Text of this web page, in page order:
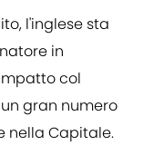
l'inglese sta
in
col
gran numero
nella Capitale.